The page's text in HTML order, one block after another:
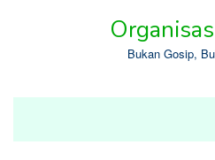
Bukan Gosip,